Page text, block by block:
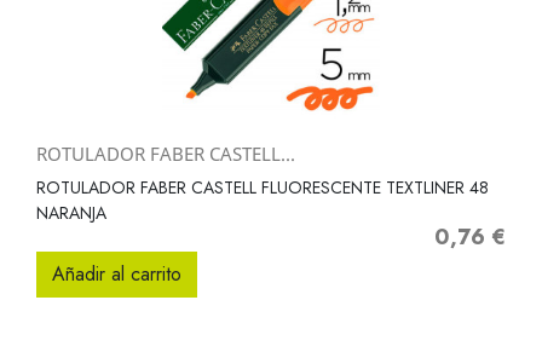
ROTULADOR FABER CASTELL...
ROTULADOR FABER CASTELL FLUORESCENTE TEXTLINER 48
NARANJA
Precio
0,76 €
Añadir al carrito